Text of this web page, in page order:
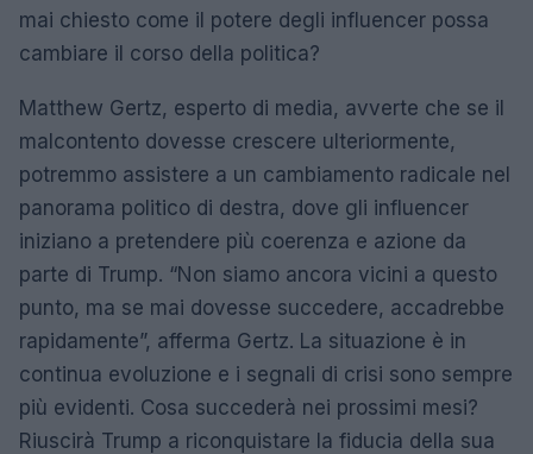
mai chiesto come il potere degli influencer possa
cambiare il corso della politica?
Matthew Gertz, esperto di media, avverte che se il
malcontento dovesse crescere ulteriormente,
potremmo assistere a un cambiamento radicale nel
panorama politico di destra, dove gli influencer
iniziano a pretendere più coerenza e azione da
parte di Trump. “Non siamo ancora vicini a questo
punto, ma se mai dovesse succedere, accadrebbe
rapidamente”, afferma Gertz. La situazione è in
continua evoluzione e i segnali di crisi sono sempre
più evidenti. Cosa succederà nei prossimi mesi?
Riuscirà Trump a riconquistare la fiducia della sua